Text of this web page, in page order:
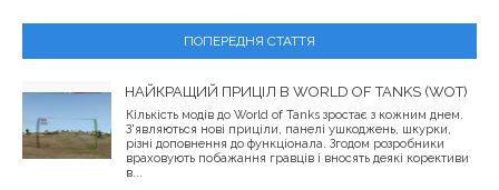
ПОПЕРЕДНЯ СТАТТЯ
НАЙКРАЩИЙ ПРИЦІЛ В WORLD OF TANKS (WOT)
Кількість модів до World of Tanks зростає з кожним днем.
З'являються нові приціли, панелі ушкоджень, шкурки,
різні доповнення до функціонала. Згодом розробники
враховують побажання гравців і вносять деякі корективи
в...